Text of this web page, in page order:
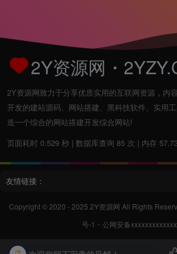
2Y资源网・
2Y资源网致力于分享优质实用的互联网资源，内
开发的建站源码、网站搭建、黑科技软件、实用
造一个综合的网站搭建开发综合网站!
页面耗时 0.529 秒 | 数据库查询 85 次 | 内存
友情链接：
Copyright © 2020 - 2025 2Y资源网 All Rights
号-1 ・ 公网安备